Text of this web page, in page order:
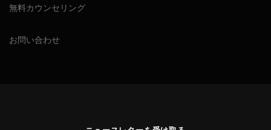
無料カウンセリング
お問い合わせ